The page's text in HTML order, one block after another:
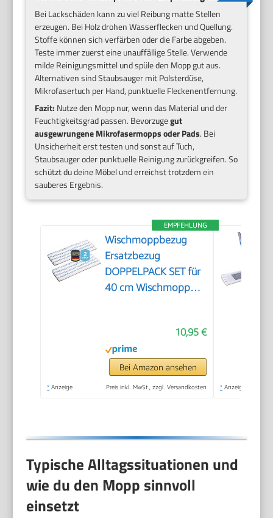
Bei Lackschäden kann zu viel Reibung matte Stellen
erzeugen. Bei Holz drohen Wasserflecken und Quellung.
Stoffe können sich verfärben oder die Farbe abgeben.
Teste immer zuerst eine unauffällige Stelle. Verwende
milde Reinigungsmittel und spüle den Mopp gut aus.
Alternativen sind Staubsauger mit Polsterdüse,
Mikrofasertuch per Hand, punktuelle Fleckenentfernung.
Fazit: Nutze den Mopp nur, wenn das Material und der
Feuchtigkeitsgrad passen. Bevorzugegut
ausgewrungene Mikrofasermopps oder Pads. Bei
Unsicherheit erst testen und sonst auf Tuch,
Staubsauger oder punktuelle Reinigung zurückgreifen. So
schützt du deine Möbel und erreichst trotzdem ein
sauberes Ergebnis.
EMPFEHLUNG
Wischmoppbezug
Ersatzbezug
DOPPELPACK SET für
40 cm Wischmopp
10,95 €
Bei Amazon ansehen
* Anzeige Preis inkl. MwSt., zzgl. Versandkosten * Anzeige
Typische Alltagssituationen und
wie du den Mopp sinnvoll
einsetzt